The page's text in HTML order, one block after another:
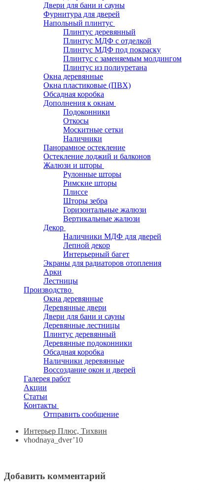
Двери для бани и сауны
Фурнитура для дверей
Напольный плинтус
Плинтус деревянный
Плинтус МДФ с отделкой
Плинтус МДФ под покраску
Плинтус с заменяемым молдингом
Плинтус из полиуретана
Окна деревянные
Окна пластиковые (ПВХ)
Обсадная коробка
Дополнения к окнам
Подоконники
Откосы
Москитные сетки
Наличники
Панорамное остекление
Остекление лоджий и балконов
Жалюзи и шторы
Рулонные шторы
Римские шторы
Плиссе
Шторы зебра
Горизонтальные жалюзи
Вертикальные жалюзи
Декор
Наличники МДФ для дверей
Лепной декор
Интерьерный багет
Экраны для радиаторов отопления
Арки
Лестницы
Производство
Окна деревянные
Деревянные двери
Двери для бани и сауны
Деревянные лестницы
Плинтус деревянный
Деревянные подоконники
Обсадная коробка
Наличники деревянные
Воссоздание окон и дверей
Галерея работ
Акции
Статьи
Контакты
Отправить сообщение
Интерьер Плюс, Тихвин
vhodnaya_dver’10
Добавить комментарий